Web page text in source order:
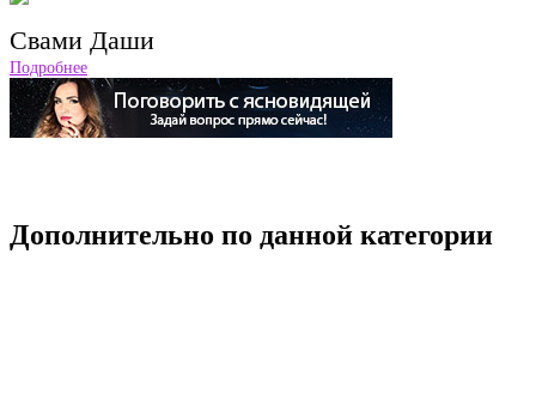
Свами Даши
Подробнее
Дополнительно по данной категории